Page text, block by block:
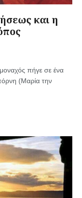
και η
πήγε σε ένα
(Μαρία την